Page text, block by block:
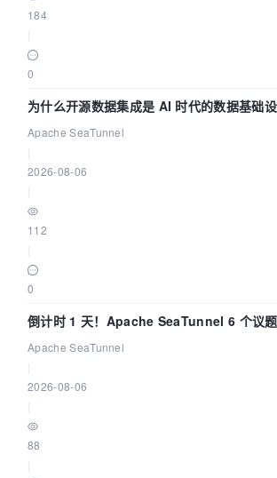
184
0
为什么开源数据集成是 AI 时代的数据基础设
Apache SeaTunnel
2026-08-06
112
0
倒计时 1 天！Apache SeaTunnel 6 个议
Community Over Code Asia 2026
Apache SeaTunnel
2026-08-06
88